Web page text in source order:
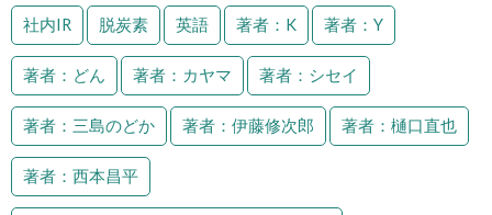
社内IR 脱炭素 英語 著者：K 著者：Y
著者：どん 著者：カヤマ 著者：シセイ
著者：三島のどか 著者：伊藤修次郎 著者：樋口直也
著者：西本昌平